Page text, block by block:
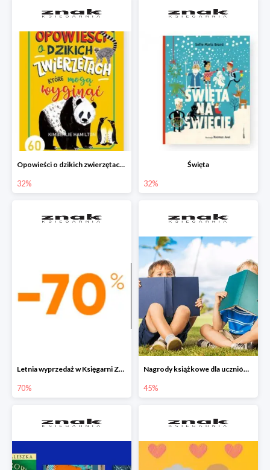
Opowieści o dzikich zwierzętach, które mogą wyginąć.
32%
Święta
32%
Letnia wyprzedaż w Księgarni Znak do -70%
70%
Nagrody książkowe dla uczniów na koniec roku szkolnego w Księgarni Znak do -45%
45%